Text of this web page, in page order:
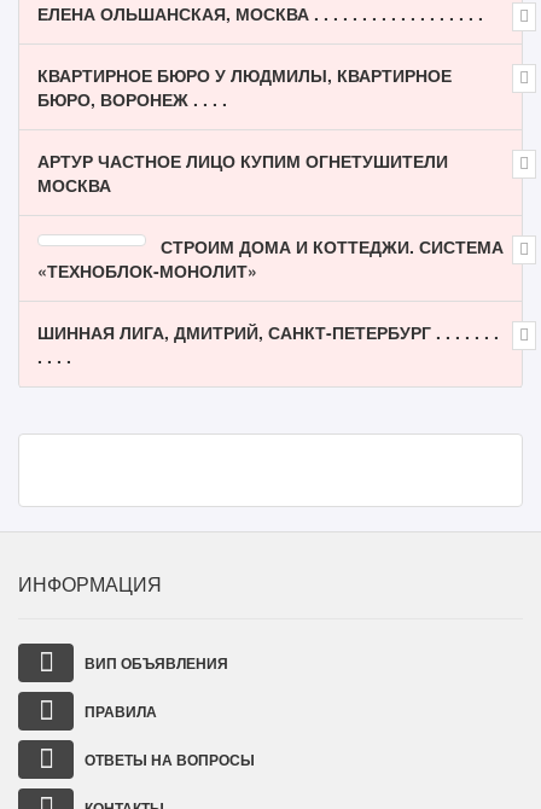
ЕЛЕНА ОЛЬШАНСКАЯ, МОСКВА . . . . . . . . . . . . . . . . . .
КВАРТИРНОЕ БЮРО У ЛЮДМИЛЫ, КВАРТИРНОЕ
БЮРО, ВОРОНЕЖ . . . .
АРТУР ЧАСТНОЕ ЛИЦО КУПИМ ОГНЕТУШИТЕЛИ
МОСКВА
СТРОИМ ДОМА И КОТТЕДЖИ. СИСТЕМА
«ТЕХНОБЛОК-МОНОЛИТ»
ШИННАЯ ЛИГА, ДМИТРИЙ, САНКТ-ПЕТЕРБУРГ . . . . . . .
. . . .
ИНФОРМАЦИЯ
ВИП ОБЪЯВЛЕНИЯ
ПРАВИЛА
ОТВЕТЫ НА ВОПРОСЫ